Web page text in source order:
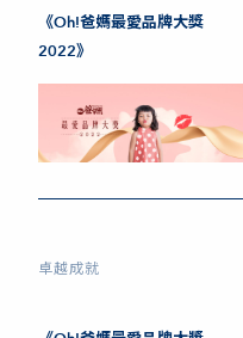
《Oh!爸媽最愛品牌大獎
2022》
卓越成就